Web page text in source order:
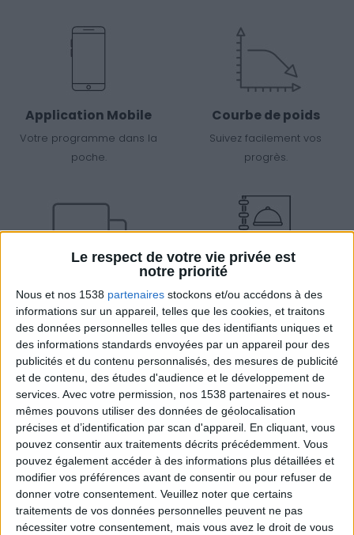
Le respect de votre vie privée est
notre priorité
Nous et nos 1538 partenaires stockons et/ou accédons à des
informations sur un appareil, telles que les cookies, et traitons
des données personnelles telles que des identifiants uniques et
des informations standards envoyées par un appareil pour des
publicités et du contenu personnalisés, des mesures de publicité
et de contenu, des études d'audience et le développement de
services. Avec votre permission, nos 1538 partenaires et nous-
mêmes pouvons utiliser des données de géolocalisation
précises et d’identification par scan d'appareil. En cliquant, vous
pouvez consentir aux traitements décrits précédemment. Vous
pouvez également accéder à des informations plus détaillées et
modifier vos préférences avant de consentir ou pour refuser de
donner votre consentement. Veuillez noter que certains
traitements de vos données personnelles peuvent ne pas
nécessiter votre consentement, mais vous avez le droit de vous
Application Mobile
Votre programme dans la
poche.
Courbe de poids
Suivez facilement vos
progrès.
Tchat Diététique
Votre diététicienne en direct.
Plans de Repas
Profitez d’un rééquilibrage
alimentaire.
JE COMMENCE